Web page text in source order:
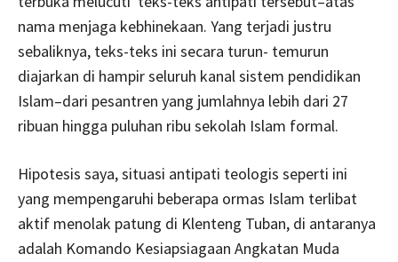
nama menjaga kebhinekaan. Yang terjadi justru
sebaliknya, teks-teks ini secara turun- temurun
diajarkan di hampir seluruh kanal sistem pendidikan
Islam–dari pesantren yang jumlahnya lebih dari 27
ribuan hingga puluhan ribu sekolah Islam formal.
Hipotesis saya, situasi antipati teologis seperti ini
yang mempengaruhi beberapa ormas Islam terlibat
aktif menolak patung di Klenteng Tuban, di antaranya
adalah Komando Kesiapsiagaan Angkatan Muda